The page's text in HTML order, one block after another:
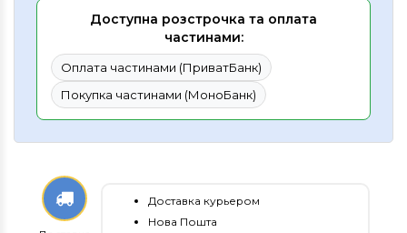
Доступна розстрочка та оплата
частинами:
Оплата частинами (ПриватБанк)
Покупка частинами (МоноБанк)
Доставка курьером
Нова Пошта